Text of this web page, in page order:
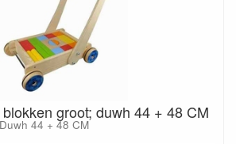
groot; duwh 44 + 48 CM
44 + 48 CM